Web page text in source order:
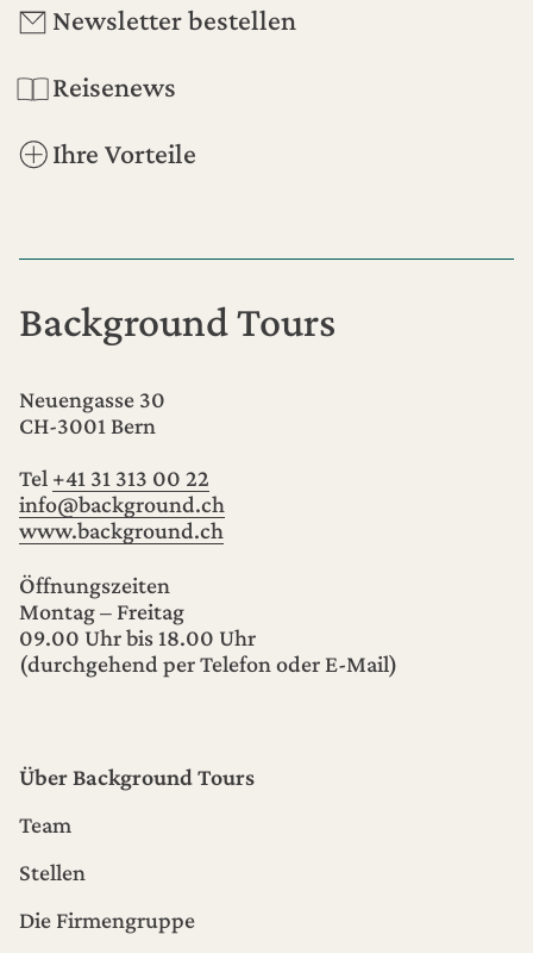
Newsletter bestellen
Reisenews
Ihre Vorteile
Background Tours
Neuengasse 30
CH-3001 Bern
Tel +41 31 313 00 22
info@background.ch
www.background.ch
Öffnungszeiten
Montag – Freitag
09.00 Uhr bis 18.00 Uhr
(durchgehend per Telefon oder E-Mail)
Über Background Tours
Team
Stellen
Die Firmengruppe